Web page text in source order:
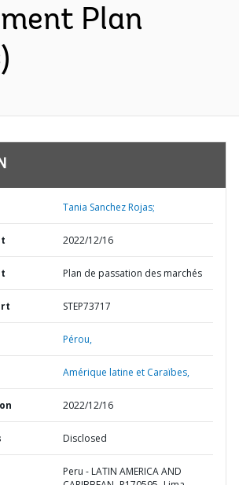
Plan
Tania Sanchez Rojas;
2022/12/16
Plan de passation des marchés
STEP73717
Pérou,
Amérique latine et Caraïbes,
2022/12/16
Disclosed
Peru - LATIN AMERICA AND